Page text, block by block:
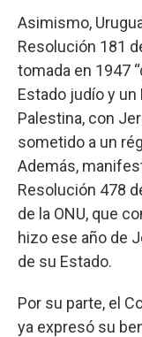
Asimismo,
Resolución 181
tomada en 1947
Estado judío y
Palestina, con
sometido a un
Además,
Resolución 478
de la ONU, que
hizo ese año de
de su Estado.
Por su parte, el
ya expresó su